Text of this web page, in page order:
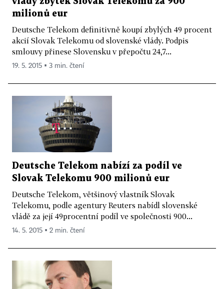
milionů eur
Deutsche Telekom definitivně koupí zbylých 49 procent
akcií Slovak Telekomu od slovenské vlády. Podpis
smlouvy přinese Slovensku v přepočtu 24,7...
19. 5. 2015 ▪ 3 min. čtení
Deutsche Telekom nabízí za podíl ve
Slovak Telekomu 900 milionů eur
Deutsche Telekom, většinový vlastník Slovak
Telekomu, podle agentury Reuters nabídl slovenské
vládě za její 49procentní podíl ve společnosti 900...
14. 5. 2015 ▪ 2 min. čtení